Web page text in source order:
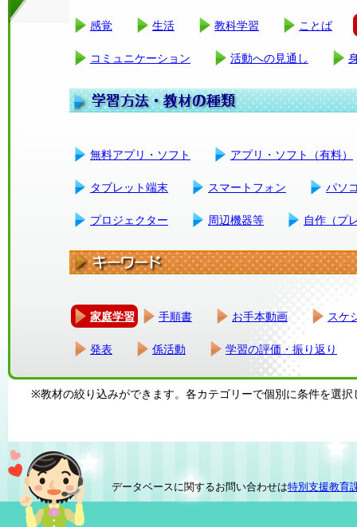
感覚 生活 教科学習 ことば
コミュニケーション 活動への見通し
無料アプリ・ソフト アプリ・ソフト（有料）
タブレット端末 スマートフォン パソ
プロジェクター 周辺機器等 自作（プ
家庭学習 手順書 お手本動画 スケ
発表 係活動 学習の評価・振り返り
※教材の絞り込みができます。各カテゴリーで個別に条件を選択
データベースに関するお問い合わせは特別支援教育